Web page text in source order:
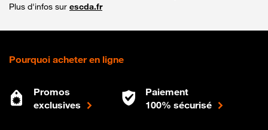
Plus d'infos sur escda.fr
Pourquoi acheter en ligne
Promos
exclusives
Paiement
100% sécurisé